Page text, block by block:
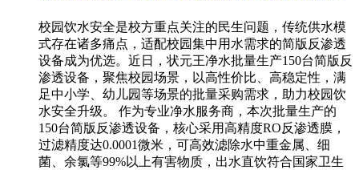
校园饮水安全是校方重点关注的民生问题，传统供水模
式存在诸多痛点，适配校园集中用水需求的简版反渗透
设备成为优选。近日，状元王净水批量生产150台简版反
渗透设备，聚焦校园场景，以高性价比、高稳定性，满
足中小学、幼儿园等场景的批量采购需求，助力校园饮
水安全升级。 作为专业净水服务商，本次批量生产的
150台简版反渗透设备，核心采用高精度RO反渗透膜，
过滤精度达0.0001微米，可高效滤除水中重金属、细
菌、余氯等99%以上有害物质，出水直饮符合国家卫生